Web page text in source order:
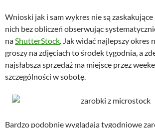
Wnioski jak i sam wykres nie są
nich bez obliczeń obserwując
naShutterStock. Jak widać najlepszy okres
groszy na zdjęciach to środek tygodnia, a
najsłabsza sprzedaż ma miejsce przez
szczególności w sobotę.
Bardzo podobnie wyglądają tygodniowe